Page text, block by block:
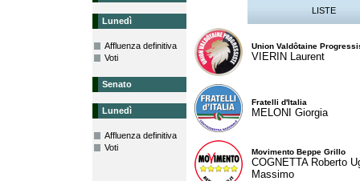
Lunedì
Affluenza definitiva
Voti
Senato
Lunedì
Affluenza definitiva
Voti
LISTE
Union Valdôtaine
VIERIN Laurent
Fratelli d'Italia
MELONI Giorgia
Movimento Beppe Grillo
COGNETTA Roberto
Massimo